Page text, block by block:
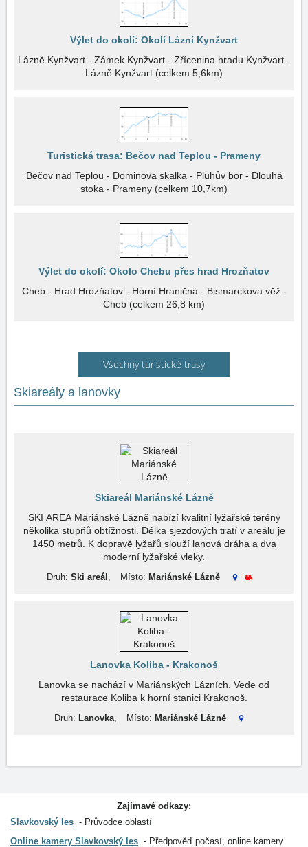
Výlet do okolí: Okolí Lázní Kynžvart
Lázně Kynžvart - Zámek Kynžvart - Zřícenina hradu Kynžvart -
Lázně Kynžvart (celkem 5,6km)
Turistická trasa: Bečov nad Teplou - Prameny
Bečov nad Teplou - Dominova skalka - Pluhův bor - Dlouhá
stoka - Prameny (celkem 10,7km)
Výlet do okolí: Okolo Chebu přes hrad Hrozňatov
Cheb - Hrad Hrozňatov - Horní Hraničná - Bismarckova věž -
Cheb (celkem 26,8 km)
Všechny turistické trasy
Skiareály a lanovky
Skiareál Mariánské Lázně
SKI AREA Mariánské Lázně nabízí kvalitní lyžařské terény
několika stupňů obtížnosti. Délka sjezdových tratí v areálu je
1450 metrů. K dopravě lyžařů slouží lanová dráha a dva
moderní lyžařské vleky.
Druh: Ski areál , Místo: Mariánské Lázně
Lanovka Koliba - Krakonoš
Lanovka se nachází v Mariánských Lázních. Vede od
restaurace Koliba k horní stanici Krakonoš.
Druh: Lanovka, Místo: Mariánské Lázně
Zajímavé odkazy:
Slavkovský les
Průvodce oblastí
Online kamery Slavkovský les
Předpověď počasí, online kamery